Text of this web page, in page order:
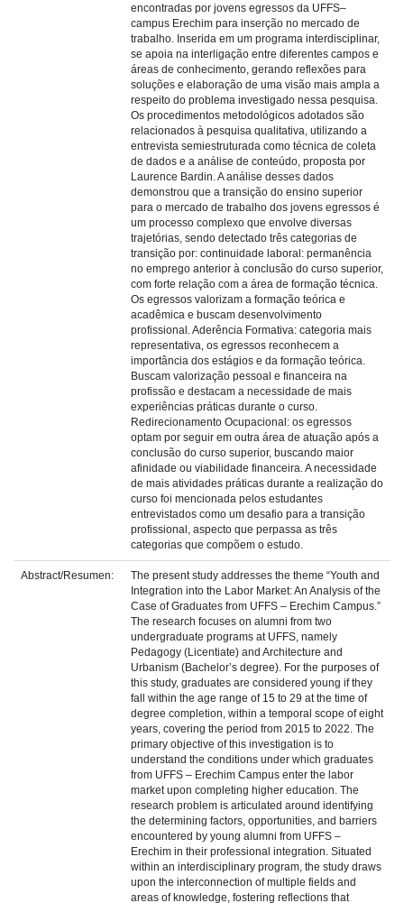
encontradas por jovens egressos da UFFS–
campus Erechim para inserção no mercado de
trabalho. Inserida em um programa interdisciplinar,
se apoia na interligação entre diferentes campos e
áreas de conhecimento, gerando reflexões para
soluções e elaboração de uma visão mais ampla a
respeito do problema investigado nessa pesquisa.
Os procedimentos metodológicos adotados são
relacionados à pesquisa qualitativa, utilizando a
entrevista semiestruturada como técnica de coleta
de dados e a análise de conteúdo, proposta por
Laurence Bardin. A análise desses dados
demonstrou que a transição do ensino superior
para o mercado de trabalho dos jovens egressos é
um processo complexo que envolve diversas
trajetórias, sendo detectado três categorias de
transição por: continuidade laboral: permanência
no emprego anterior à conclusão do curso superior,
com forte relação com a área de formação técnica.
Os egressos valorizam a formação teórica e
acadêmica e buscam desenvolvimento
profissional. Aderência Formativa: categoria mais
representativa, os egressos reconhecem a
importância dos estágios e da formação teórica.
Buscam valorização pessoal e financeira na
profissão e destacam a necessidade de mais
experiências práticas durante o curso.
Redirecionamento Ocupacional: os egressos
optam por seguir em outra área de atuação após a
conclusão do curso superior, buscando maior
afinidade ou viabilidade financeira. A necessidade
de mais atividades práticas durante a realização do
curso foi mencionada pelos estudantes
entrevistados como um desafio para a transição
profissional, aspecto que perpassa as três
categorias que compõem o estudo.
Abstract/Resumen:
The present study addresses the theme “Youth and
Integration into the Labor Market: An Analysis of the
Case of Graduates from UFFS – Erechim Campus.”
The research focuses on alumni from two
undergraduate programs at UFFS, namely
Pedagogy (Licentiate) and Architecture and
Urbanism (Bachelor’s degree). For the purposes of
this study, graduates are considered young if they
fall within the age range of 15 to 29 at the time of
degree completion, within a temporal scope of eight
years, covering the period from 2015 to 2022. The
primary objective of this investigation is to
understand the conditions under which graduates
from UFFS – Erechim Campus enter the labor
market upon completing higher education. The
research problem is articulated around identifying
the determining factors, opportunities, and barriers
encountered by young alumni from UFFS –
Erechim in their professional integration. Situated
within an interdisciplinary program, the study draws
upon the interconnection of multiple fields and
areas of knowledge, fostering reflections that